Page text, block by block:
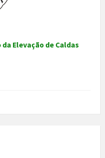
da Elevação de Caldas